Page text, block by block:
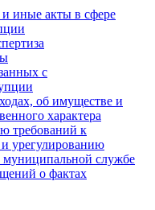
иные акты в сфере
с
об имуществе и
характера
требований к
урегулированию
муниципальной службе
о фактах